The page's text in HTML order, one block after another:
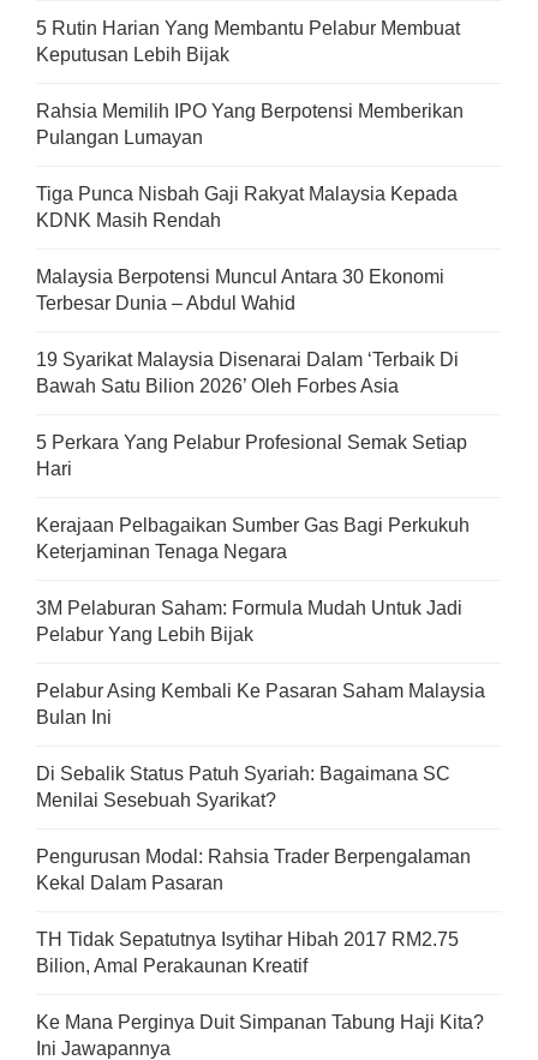
5 Rutin Harian Yang Membantu Pelabur Membuat
Keputusan Lebih Bijak
Rahsia Memilih IPO Yang Berpotensi Memberikan
Pulangan Lumayan
Tiga Punca Nisbah Gaji Rakyat Malaysia Kepada
KDNK Masih Rendah
Malaysia Berpotensi Muncul Antara 30 Ekonomi
Terbesar Dunia – Abdul Wahid
19 Syarikat Malaysia Disenarai Dalam ‘Terbaik Di
Bawah Satu Bilion 2026’ Oleh Forbes Asia
5 Perkara Yang Pelabur Profesional Semak Setiap
Hari
Kerajaan Pelbagaikan Sumber Gas Bagi Perkukuh
Keterjaminan Tenaga Negara
3M Pelaburan Saham: Formula Mudah Untuk Jadi
Pelabur Yang Lebih Bijak
Pelabur Asing Kembali Ke Pasaran Saham Malaysia
Bulan Ini
Di Sebalik Status Patuh Syariah: Bagaimana SC
Menilai Sesebuah Syarikat?
Pengurusan Modal: Rahsia Trader Berpengalaman
Kekal Dalam Pasaran
TH Tidak Sepatutnya Isytihar Hibah 2017 RM2.75
Bilion, Amal Perakaunan Kreatif
Ke Mana Perginya Duit Simpanan Tabung Haji Kita?
Ini Jawapannya